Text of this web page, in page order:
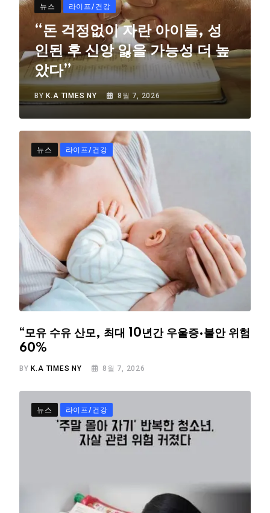
뉴스 라이프/건강
“돈 걱정없이 자란 아이들, 성
인된 후 신앙 잃을 가능성 더 높
았다”
BY K.A TIMES NY 8월 7, 2026
뉴스 라이프/건강
“모유 수유 산모, 최대 10년간 우울증·불안 위험
60%
BY K.A TIMES NY 8월 7, 2026
뉴스 라이프/건강